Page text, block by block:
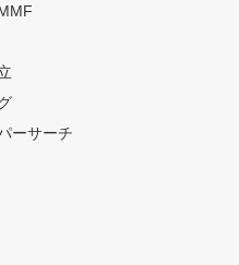
ーサーチ